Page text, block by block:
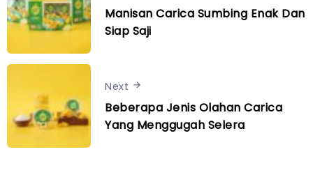
Manisan Carica Sumbing Enak Dan
Siap Saji
Next
Beberapa Jenis Olahan Carica
Yang Menggugah Selera